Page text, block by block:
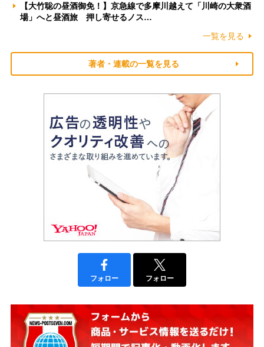
【大竹聡の昼酒御免！】京急線で多摩川越えて「川崎の大衆酒
場」へと昼酒旅 押し寄せるノス…
一覧を見る
著者・連載の一覧を見る
フォロー フォロー